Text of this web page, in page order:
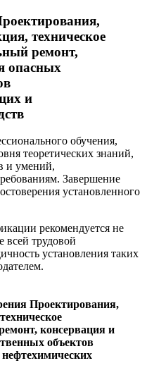
техническое
ремонт,
опасных
и
обучения,
теоретических знаний,
и умений,
Завершение
установленного
рекомендуется не
всей трудовой
установления таких
Проектирования,
консервация и
объектов